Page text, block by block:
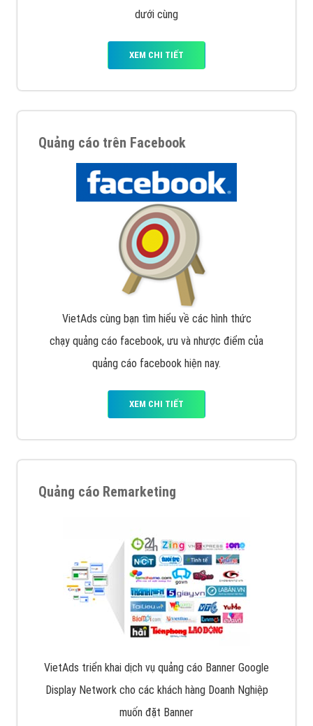
dưới cùng
XEM CHI TIẾT
Quảng cáo trên Facebook
VietAds cùng bạn tìm hiểu về các hình thức
chạy quảng cáo facebook, ưu và nhược điểm của
quảng cáo facebook hiện nay.
XEM CHI TIẾT
Quảng cáo Remarketing
VietAds triển khai dịch vụ quảng cáo Banner Google
Display Network cho các khách hàng Doanh Nghiệp
muốn đặt Banner